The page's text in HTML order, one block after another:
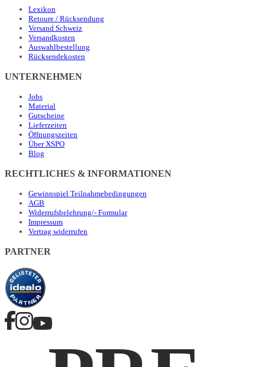
Lexikon
Retoure / Rücksendung
Versand Schweiz
Versandkosten
Auswahlbestellung
Rücksendekosten
UNTERNEHMEN
Jobs
Material
Gutscheine
Lieferzeiten
Öffnungszeiten
Über XSPO
Blog
RECHTLICHES & INFORMATIONEN
Gewinnspiel Teilnahmebedingungen
AGB
Widerrufsbelehrung/- Formular
Impressum
Vertrag widerrufen
PARTNER